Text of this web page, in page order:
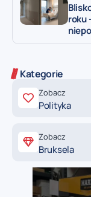
roku
Kategorie
Zobacz
Polityka
Zobacz
Bruksela